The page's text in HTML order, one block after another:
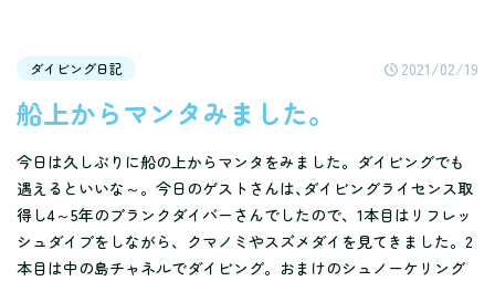
ダイビング日記 2021/02/19
船上からマンタみました。
今日は久しぶりに船の上からマンタをみました。ダイビングでも
遇えるといいな～。今日のゲストさんは､ダイビングライセンス取
得し4～5年のブランクダイバーさんでしたので、1本目はリフレッ
シュダイブをしながら、クマノミやスズメダイを見てきました。2
本目は中の島チャネルでダイビング。おまけのシュノーケリング